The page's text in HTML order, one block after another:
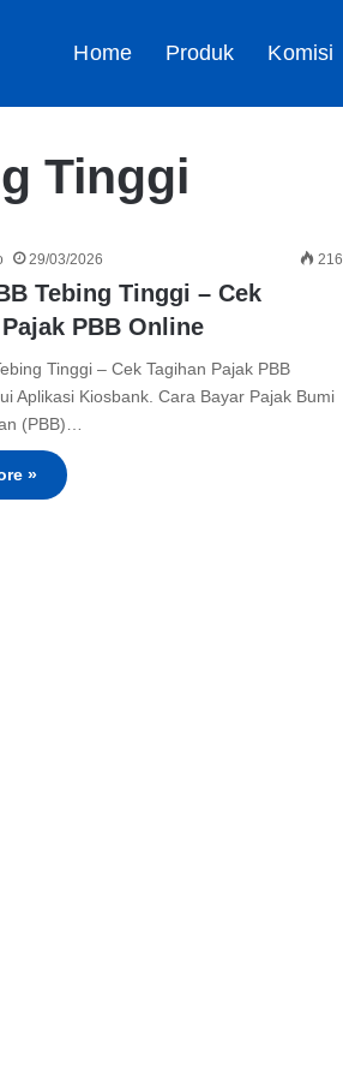
Home Produk Komisi
Tinggi
29/03/2026 216
Tebing Tinggi – Cek
PBB Online
Tinggi – Cek Tagihan Pajak PBB
Aplikasi Kiosbank. Cara Bayar Pajak Bumi
(PBB)…
»